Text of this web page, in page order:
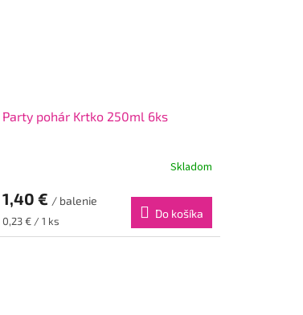
Party pohár Krtko 250ml 6ks
Skladom
1,40 € / balenie
Jednotková
cena:
0,23 € / 1 ks
Do košíka